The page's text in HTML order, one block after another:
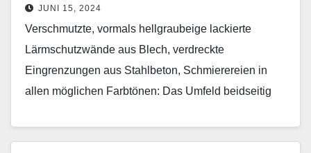
JUNI 15, 2024
Verschmutzte, vormals hellgraubeige lackierte
Lärmschutzwände aus Blech, verdreckte
Eingrenzungen aus Stahlbeton, Schmierereien in
allen möglichen Farbtönen: Das Umfeld beidseitig